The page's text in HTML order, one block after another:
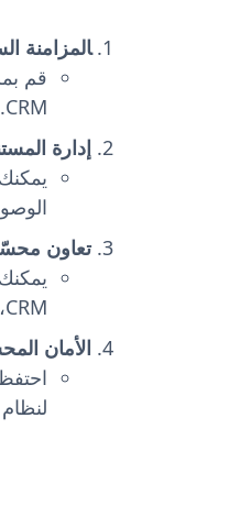
المزامنة
CRM.
إدارة
تعاون
CRM، وتبسيط التعاون بين الفرق والأقسام.
الأمان